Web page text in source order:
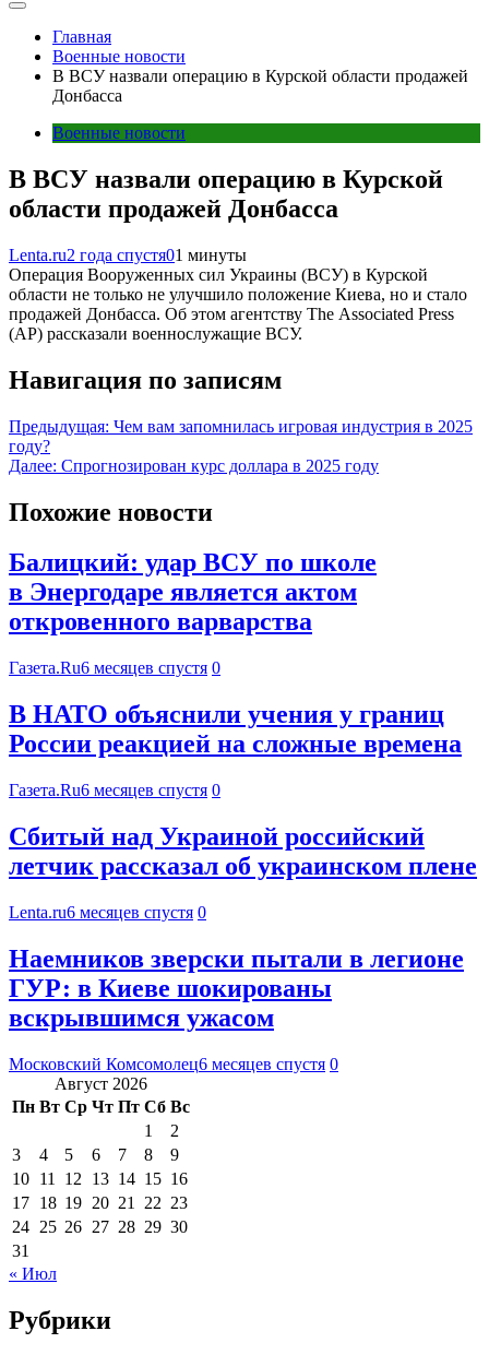
Главная
Военные новости
В ВСУ назвали операцию в Курской области продажей
Донбасса
Военные новости
В ВСУ назвали операцию в Курской
области продажей Донбасса
Lenta.ru2 года спустя01 минуты
Операция Вооруженных сил Украины (ВСУ) в Курской
области не только не улучшило положение Киева, но и стало
продажей Донбасса. Об этом агентству The Associated Press
(AP) рассказали военнослужащие ВСУ.
Навигация по записям
Предыдущая: Чем вам запомнилась игровая индустрия в 2025
году?
Далее: Спрогнозирован курс доллара в 2025 году
Похожие новости
Балицкий: удар ВСУ по школе
в Энергодаре является актом
откровенного варварства
Газета.Ru6 месяцев спустя 0
В НАТО объяснили учения у границ
России реакцией на сложные времена
Газета.Ru6 месяцев спустя 0
Сбитый над Украиной российский
летчик рассказал об украинском плене
Lenta.ru6 месяцев спустя 0
Наемников зверски пытали в легионе
ГУР: в Киеве шокированы
вскрывшимся ужасом
Московский Комсомолец6 месяцев спустя 0
Август 2026
Пн Вт Ср Чт Пт Сб Вс
1
2
3
4 5 6 7 8
9
10 11 12 13 14 15 16
17 18 19 20 21 22 23
24 25 26 27 28 29 30
31
« Июл
Рубрики